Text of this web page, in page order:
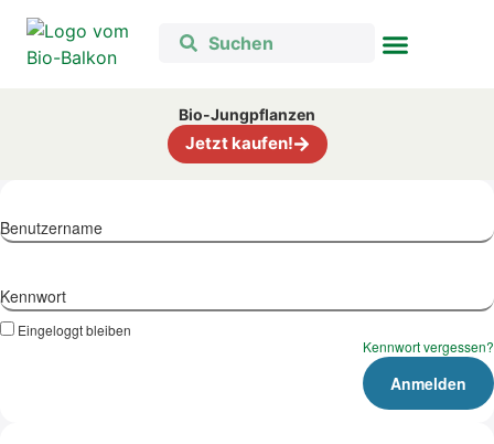
Bio-Jungpflanzen
Jetzt kaufen!
Benutzername
Kennwort
Eingeloggt bleiben
Kennwort vergessen?